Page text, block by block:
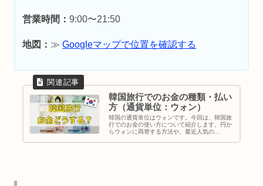
営業時間：9:00〜21:50
地図：≫Googleマップで位置を確認する
韓国旅行でのお金の種類・払い
方（通貨単位：ウォン）
韓国の通貨単位はウォンです。今回は、韓国旅
行でのお金の使い方について紹介します。円か
らウォンに両替する方法や、最近人気の